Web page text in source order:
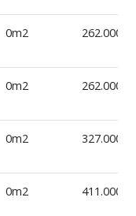
0m2 262.000€
0m2 262.000€
0m2 327.000€
0m2 411.000€